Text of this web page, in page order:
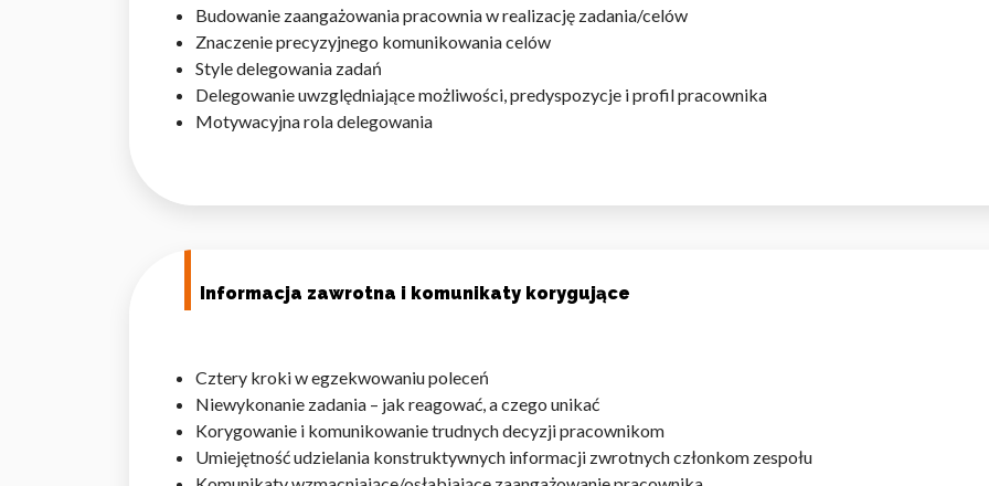
Budowanie zaangażowania pracownia w realizację zadania/celów
Znaczenie precyzyjnego komunikowania celów
Style delegowania zadań
Delegowanie uwzględniające możliwości, predyspozycje i profil pracownika
Motywacyjna rola delegowania
Informacja zawrotna i komunikaty korygujące
Cztery kroki w egzekwowaniu poleceń
Niewykonanie zadania – jak reagować, a czego unikać
Korygowanie i komunikowanie trudnych decyzji pracownikom
Umiejętność udzielania konstruktywnych informacji zwrotnych członkom zespołu